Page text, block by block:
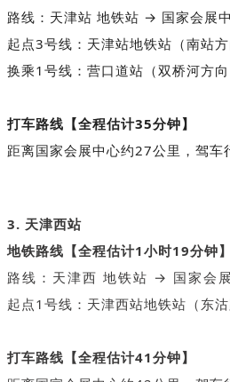
路线：天津站 地铁站 → 国家会展
起点3号线：天津站地铁站（南站
换乘1号线：营口道站（双桥河方
打车路线【全程估计35分钟】
距离国家会展中心约27公里，驾车
3. 天津西站
地铁路线【全程估计1小时19分钟】
路线：天津西 地铁站 → 国家会展
起点1号线：天津西站地铁站（东
打车路线【全程估计41分钟】